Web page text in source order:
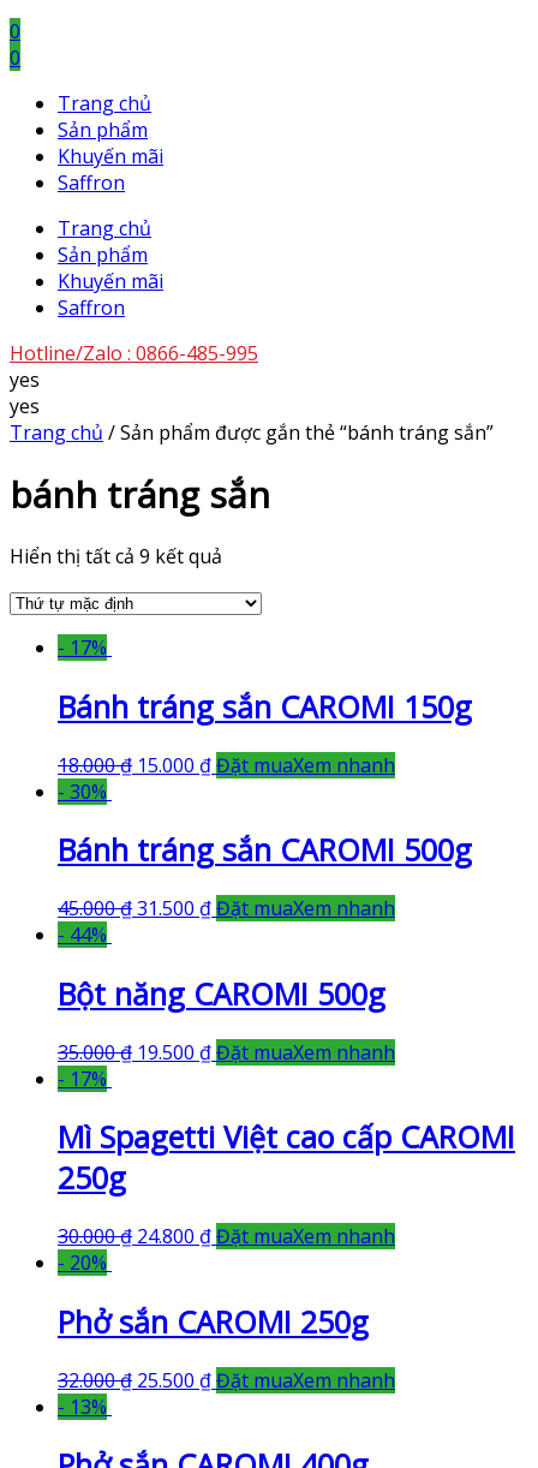
0
0
Trang chủ
Sản phẩm
Khuyến mãi
Saffron
Trang chủ
Sản phẩm
Khuyến mãi
Saffron
Hotline/Zalo : 0866-485-995
yes
yes
Trang chủ / Sản phẩm được gắn thẻ “bánh tráng sắn”
bánh tráng sắn
Hiển thị tất cả 9 kết quả
- 17%
Bánh tráng sắn CAROMI 150g
18.000₫ 15.000 ₫Đặt muaXem nhanh
- 30%
Bánh tráng sắn CAROMI 500g
45.000₫31.500 ₫Đặt muaXem nhanh
- 44%
Bột năng CAROMI 500g
35.000₫ 19.500 ₫Đặt muaXem nhanh
- 17%
Mì Spagetti Việt cao cấp CAROMI
250g
30.000₫ 24.800 ₫Đặt muaXem nhanh
- 20%
Phở sắn CAROMI 250g
32.000₫ 25.500 ₫Đặt muaXem nhanh
- 13%